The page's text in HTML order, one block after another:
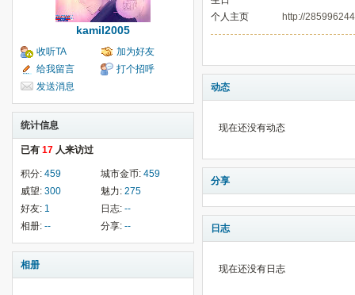
kamil2005
收听TA
加为好友
给我留言
打个招呼
发送消息
统计信息
已有 17 人来访过
积分: 459 城市金币:459
威望: 300 魅力:275
好友: 1 日志:--
相册: -- 分享:--
相册
个人主页
http://
动态
现在还没有动态
分享
日志
现在还没有日志